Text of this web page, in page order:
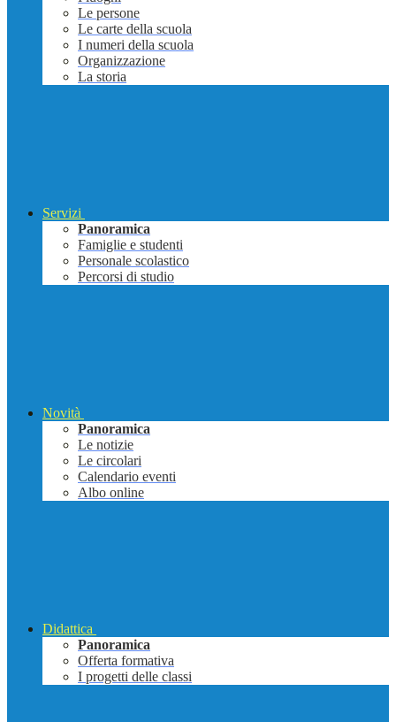
Le persone
Le carte della scuola
I numeri della scuola
Organizzazione
La storia
Servizi
Panoramica
Famiglie e studenti
Personale scolastico
Percorsi di studio
Novità
Panoramica
Le notizie
Le circolari
Calendario eventi
Albo online
Didattica
Panoramica
Offerta formativa
I progetti delle classi